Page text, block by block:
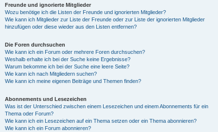
Freunde und ignorierte Mitglieder
Wozu benötige ich die Listen der Freunde und ignorierten Mitglieder?
Wie kann ich Mitglieder zur Liste der Freunde oder zur Liste der ignorierten Mitglieder
hinzufügen oder diese wieder aus den Listen entfernen?
Die Foren durchsuchen
Wie kann ich ein Forum oder mehrere Foren durchsuchen?
Weshalb erhalte ich bei der Suche keine Ergebnisse?
Warum bekomme ich bei der Suche eine leere Seite?
Wie kann ich nach Mitgliedern suchen?
Wie kann ich meine eigenen Beiträge und Themen finden?
Abonnements und Lesezeichen
Was ist der Unterschied zwischen einem Lesezeichen und einem Abonnements für ein
Thema oder Forum?
Wie kann ich ein Lesezeichen auf ein Thema setzen oder ein Thema abonnieren?
Wie kann ich ein Forum abonnieren?